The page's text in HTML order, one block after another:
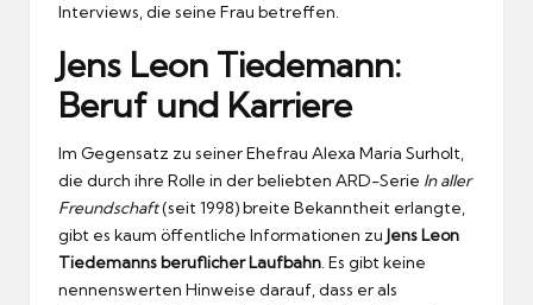
Interviews, die seine Frau betreffen.
Jens Leon Tiedemann:
Beruf und Karriere
Im Gegensatz zu seiner Ehefrau Alexa Maria Surholt,
die durch ihre Rolle in der beliebten ARD-Serie In aller
Freundschaft(seit 1998) breite Bekanntheit erlangte,
gibt es kaum öffentliche Informationen zu Jens Leon
Tiedemanns beruflicher Laufbahn . Es gibt keine
nennenswerten Hinweise darauf, dass er als